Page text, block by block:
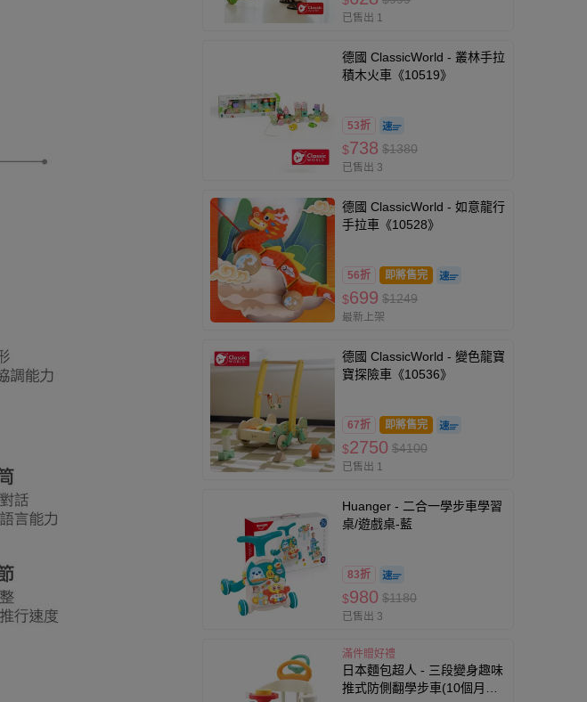
已售出 1
德國 ClassicWorld - 叢林手拉
積木火車《10519》
53折
$738 $1380
已售出 3
德國 ClassicWorld - 如意龍行
手拉車《10528》
56折 即將售完
$699 $1249
最新上架
德國 ClassicWorld - 變色龍寶
寶探險車《10536》
67折 即將售完
$2750 $4100
已售出 1
Huanger - 二合一學步車學習
桌/遊戲桌-藍
83折
$980 $1180
已售出 3
滿件贈好禮
日本麵包超人 - 三段變身趣味
推式防側翻學步車(10個月起